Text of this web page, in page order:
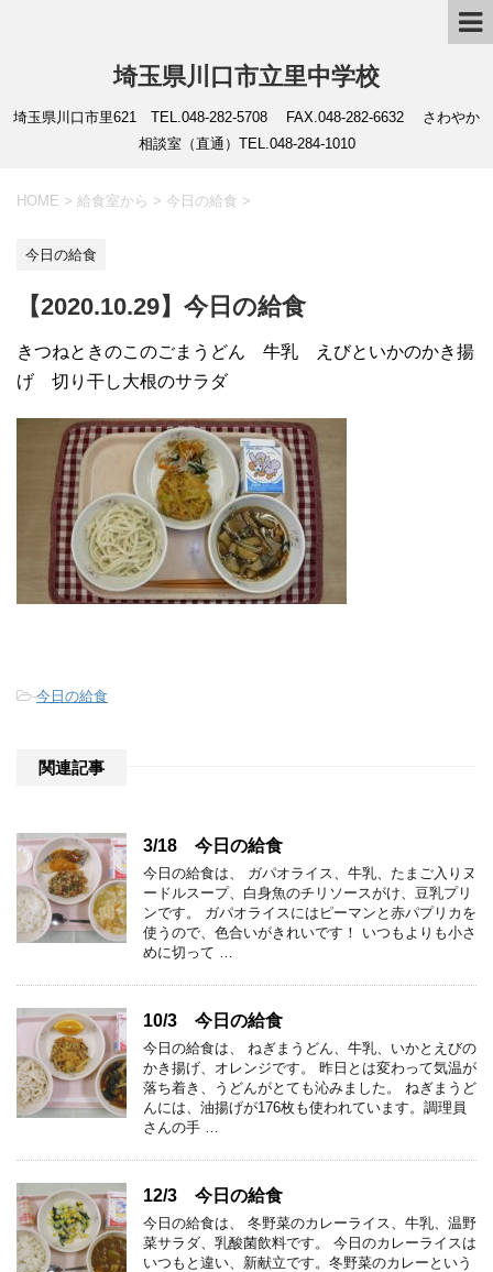
埼玉県川口市立里中学校
埼玉県川口市里621 TEL.048-282-5708 FAX.048-282-6632 さわやか
相談室（直通）TEL.048-284-1010
HOME > 給食室から > 今日の給食 >
今日の給食
【2020.10.29】今日の給食
きつねときのこのごまうどん 牛乳 えびといかのかき揚
げ 切り干し大根のサラダ
-今日の給食
関連記事
3/18 今日の給食
今日の給食は、 ガパオライス、牛乳、たまご入りヌ
ードルスープ、白身魚のチリソースがけ、豆乳プリ
ンです。 ガパオライスにはピーマンと赤パプリカを
使うので、色合いがきれいです！ いつもよりも小さ
めに切って …
10/3 今日の給食
今日の給食は、 ねぎまうどん、牛乳、いかとえびの
かき揚げ、オレンジです。 昨日とは変わって気温が
落ち着き、うどんがとても沁みました。 ねぎまうど
んには、油揚げが176枚も使われています。調理員
さんの手 …
12/3 今日の給食
今日の給食は、 冬野菜のカレーライス、牛乳、温野
菜サラダ、乳酸菌飲料です。 今日のカレーライスは
いつもと違い、新献立です。冬野菜のカレーという